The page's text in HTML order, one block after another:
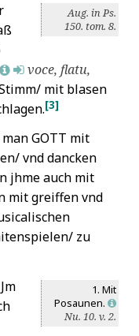
Aug. in Ps.
150. tom. 8.
L Mvoce, flatu,
mit blasen
[3]
GOTT mit
vnd dancken
jhme auch mit
mit greiffen vnd
zu
1. Mit
Posaunen. L
Nu. 10. v. 2.